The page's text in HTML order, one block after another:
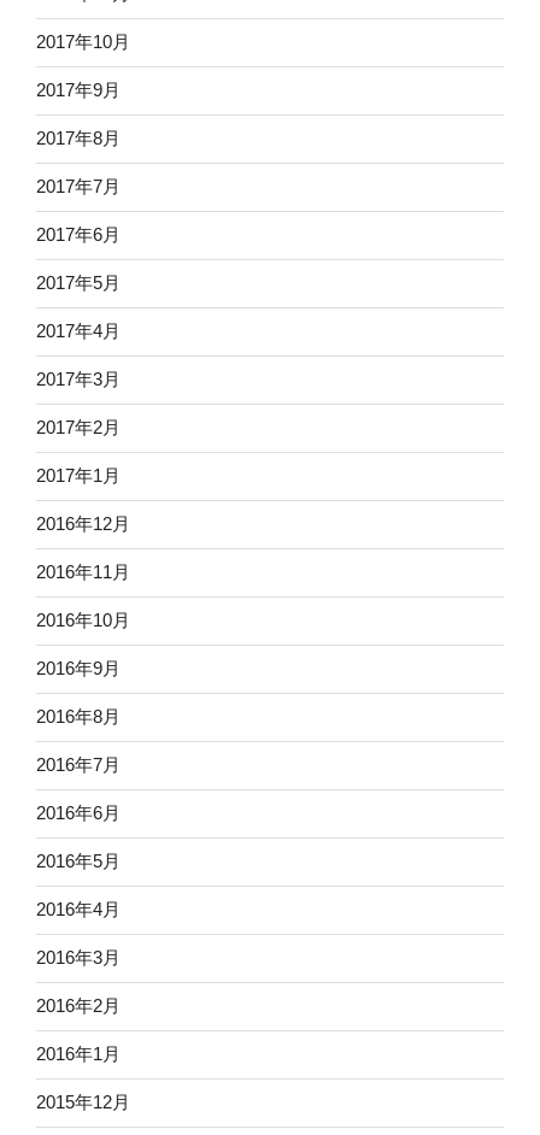
2017年10月
2017年9月
2017年8月
2017年7月
2017年6月
2017年5月
2017年4月
2017年3月
2017年2月
2017年1月
2016年12月
2016年11月
2016年10月
2016年9月
2016年8月
2016年7月
2016年6月
2016年5月
2016年4月
2016年3月
2016年2月
2016年1月
2015年12月